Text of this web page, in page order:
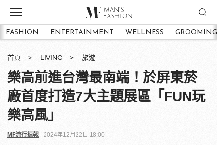
FASHION ENTERTAINMENT WELLNESS GROOMING
首頁 LIVING 旅遊
樂高前進台灣最南端！於屏東菸
廠首度打造7大主題展區「FUN玩
樂高風」
MF流行速報 2024年12月22日 18:00